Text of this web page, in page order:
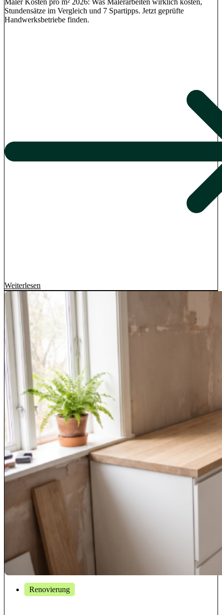
Maler Kosten pro m² 2026: Was Malerarbeiten wirklich kosten,
Stundensätze im Vergleich und 7 Spartipps. Jetzt geprüfte
Handwerksbetriebe finden.
Weiterlesen
Renovierung